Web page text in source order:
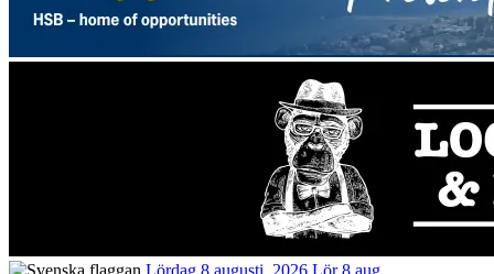
Lördag 8 augusti, 2026 Lör 8 aug